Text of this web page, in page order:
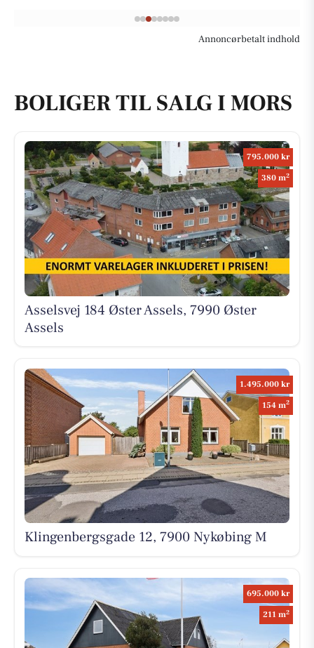
Annoncørbetalt indhold
BOLIGER TIL SALG I MORS
795.000 kr
380 m2
Asselsvej 184 Øster Assels, 7990 Øster
Assels
1.495.000 kr
154 m2
Klingenbergsgade 12, 7900 Nykøbing M
695.000 kr
211 m2